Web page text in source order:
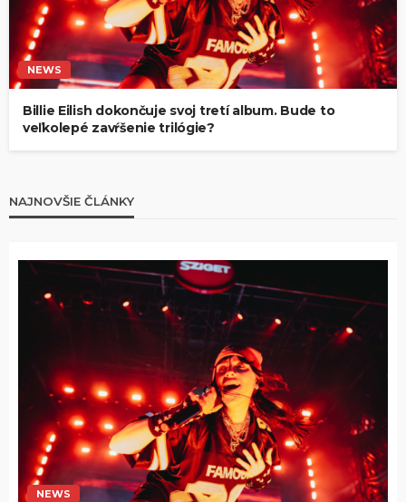
NEWS
Billie Eilish dokončuje svoj tretí album. Bude to
veľkolepé zavŕšenie trilógie?
NAJNOVŠIE ČLÁNKY
NEWS